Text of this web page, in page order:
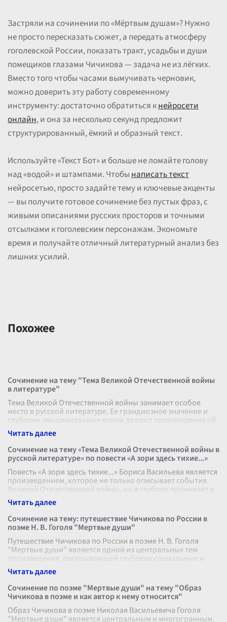
Застряли на сочинении по «Мёртвым душам»? Нужно
не просто пересказать сюжет, а передать атмосферу
гоголевской России, показать тракт, усадьбы и души
помещиков глазами Чичикова — задача не из лёгких.
Вместо того чтобы часами вымучивать черновик,
можно доверить эту работу современному
инструменту: достаточно обратиться кнейросети
онлайн, и она за несколько секунд предложит
структурированный, ёмкий и образный текст.
Используйте «Текст Бот» и больше не ломайте голову
над «водой» и штампами. Чтобынаписать текст
нейросетью, просто задайте тему и ключевые акценты
— вы получите готовое сочинение без пустых фраз, с
живыми описаниями русских просторов и точными
отсылками к гоголевским персонажам. Экономьте
время и получайте отличный литературный анализ без
лишних усилий.
Похожее
Сочинение на тему "Тема Великой Отечественной войны
в литературе"
Тема Великой Отечественной войны занимает особое
место в русской литературе. Ее грандиозное значение и
глубокие эмоциональные корни делают произведения об
этом событии неотъемлемой
Сочинение на тему «Тема Великой Отечественной войны в
русской литературе» по повести «А зори здесь тихие...»
Повесть «А зори здесь тихие...» Бориса Васильева является
произведением, которое не только описывает события
Великой Отечественной войны, но и глубоко проникает в
души своих героин
Сочинение на тему: путешествие Чичикова по России в
поэме Н. В. Гоголя "Мертвые души"
Путешествие Чичикова по России в поэме Н. В. Гоголя
"Мертвые души" является одной из центральных тем
произведения, раскрывающей глубокие социальные и
философские аспекты российског
Сочинение по поэме "Мертвые души" на тему "Образ
Чичикова в поэме и как автор к нему относится"
Образ Чичикова в поэме Николая Васильевича Гоголя
"Мертвые души" является центральным и многогранным,